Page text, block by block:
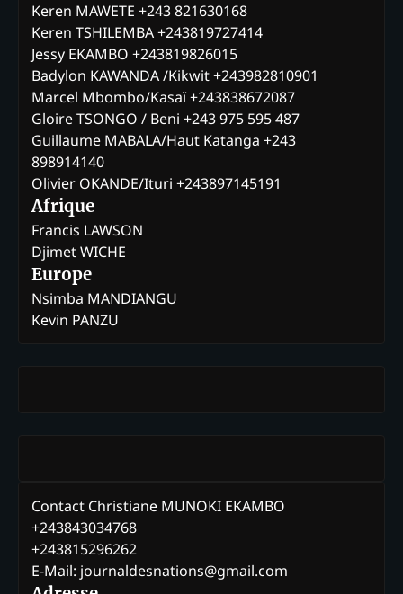
Keren MAWETE +243 821630168
Keren TSHILEMBA +243819727414
Jessy EKAMBO +243819826015
Badylon KAWANDA /Kikwit +243982810901
Marcel Mbombo/Kasaï +243838672087
Gloire TSONGO / Beni +243 975 595 487
Guillaume MABALA/Haut Katanga +243
898914140
Olivier OKANDE/Ituri +243897145191
Afrique
Francis LAWSON
Djimet WICHE
Europe
Nsimba MANDIANGU
Kevin PANZU
Contact Christiane MUNOKI EKAMBO
+243843034768
+243815296262
E-Mail: journaldesnations@gmail.com